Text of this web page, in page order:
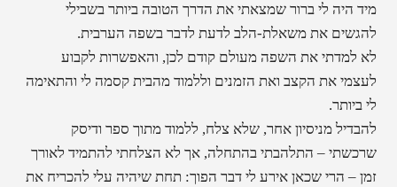
מיד היה לי ברור שמצאתי את הדרך הטובה ביותר בשבילי
להגשים את משאלת-הלב לדעת לדבר בשפה הערבית.
לא למדתי את השפה מעולם קודם לכן, והאפשרות לקבוע
לעצמי את הקצב ואת הזמנים וללמוד מהבית קסמה לי והתאימה
לי ביותר.
להבדיל מניסיון אחר, שלא צלח, ללמוד מתוך ספר ודיסק
שרכשתי – התלהבתי בהתחלה, אך לא הצלחתי להתמיד לאורך
זמן – הרי שכאן אירע לי דבר הפוך: תחת שיהיה עלי להכריח את